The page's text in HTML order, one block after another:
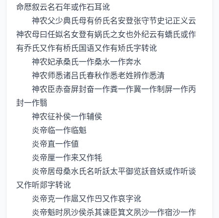
命厯叙云名石年或作石耳讹
神农父少典氏母有侨氏名安登张守节史记正义云
神农母曰任姒名女登有娲氏之女也外纪云有蟜氏或作
有乔氏又作有桥氏国语又作有矫氏字转讹
神农妃承桑氏一作桑水一作奔水
神农师悉诸吕氏春秋作悉老姓辨作悉清
神农臣赤奋屏封奋一作粪一作冀一作制屏一作丙
封一作翳
神农征补侯一作辅侯
炎帝临一作临魁
炎帝直一作値
炎帝厘一作来又作牦
炎帝居母桑水氏名听訞太平御览訞音妖或作听谈
又作听郯字转讹
炎帝克一作扈又作又作哀字讹
炎帝魁时夙沙侯杀其谏臣箕文夙沙一作宿沙一作